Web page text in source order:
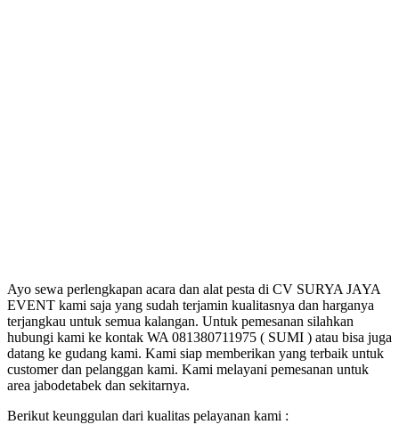
Ayo sewa perlengkapan acara dan alat pesta di CV SURYA JAYA
EVENT kami saja yang sudah terjamin kualitasnya dan harganya
terjangkau untuk semua kalangan. Untuk pemesanan silahkan
hubungi kami ke kontak WA 081380711975 ( SUMI ) atau bisa juga
datang ke gudang kami. Kami siap memberikan yang terbaik untuk
customer dan pelanggan kami. Kami melayani pemesanan untuk
area jabodetabek dan sekitarnya.
Berikut keunggulan dari kualitas pelayanan kami :